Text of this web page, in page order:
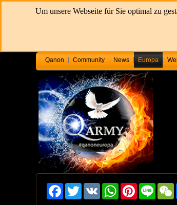
Um unsere Webseite für Sie optimal zu
Qanon Community News Europa
Facebook
Twitter VK WhatsAppPinterestLine